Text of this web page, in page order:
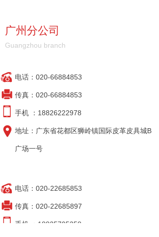
广州分公司
Guangzhou branch
电话：020-66884853
传真：020-66884853
手机 ：18826222978
地址：广东省花都区狮岭镇国际皮革皮具城B
广场一号
电话：020-22685853
传真：020-22685897
手机 ：18825705358